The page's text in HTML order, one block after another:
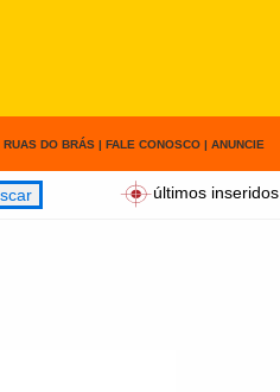
RUAS DO BRÁS| FALE CONOSCO| ANUNCIE
últimos inseridos